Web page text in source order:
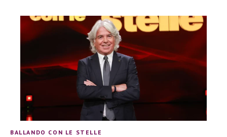
BALLANDO CON LE STELLE